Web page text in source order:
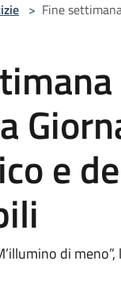
> Fine
e
di